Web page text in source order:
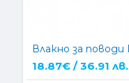
18.87€ / 36.91 лв.